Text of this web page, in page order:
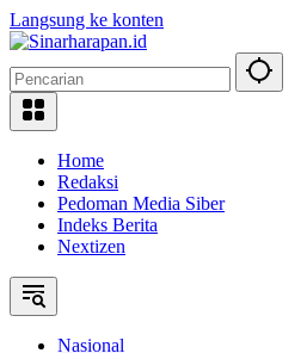
Langsung ke konten
Home
Redaksi
Pedoman Media Siber
Indeks Berita
Nextizen
Nasional